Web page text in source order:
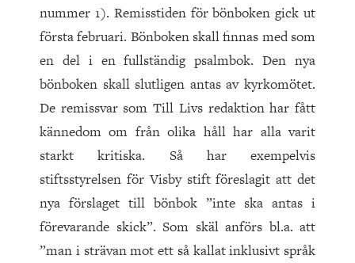
nummer 1). Remisstiden för bönboken gick ut
första februari. Bönboken skall finnas med som
en del i en fullständig psalmbok. Den nya
bönboken skall slutligen antas av kyrkomötet.
De remissvar som Till Livs redaktion har fått
kännedom om från olika håll har alla varit
starkt kritiska. Så har exempelvis
stiftsstyrelsen för Visby stift föreslagit att det
nya förslaget till bönbok ”inte ska antas i
förevarande skick”. Som skäl anförs bl.a. att
”man i strävan mot ett så kallat inklusivt språk